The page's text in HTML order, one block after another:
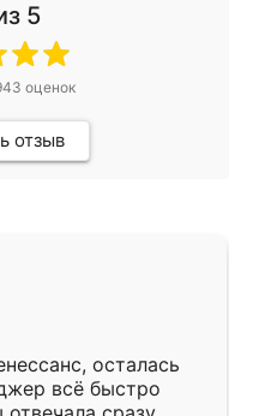
5
оценок
отзыв
осталась
всё быстро